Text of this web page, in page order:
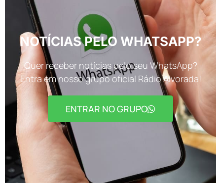
NOTÍCIAS PELO WHATSAPP?
Quer receber notícias pelo seu WhatsApp?
Entra em nosso grupo oficial Rádio Alvorada!
ENTRAR NO GRUPO